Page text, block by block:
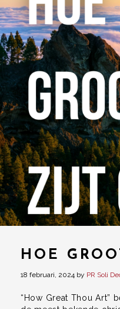
HOE
18 februari, 2024 by PR Soli
“How Great Thou Art”